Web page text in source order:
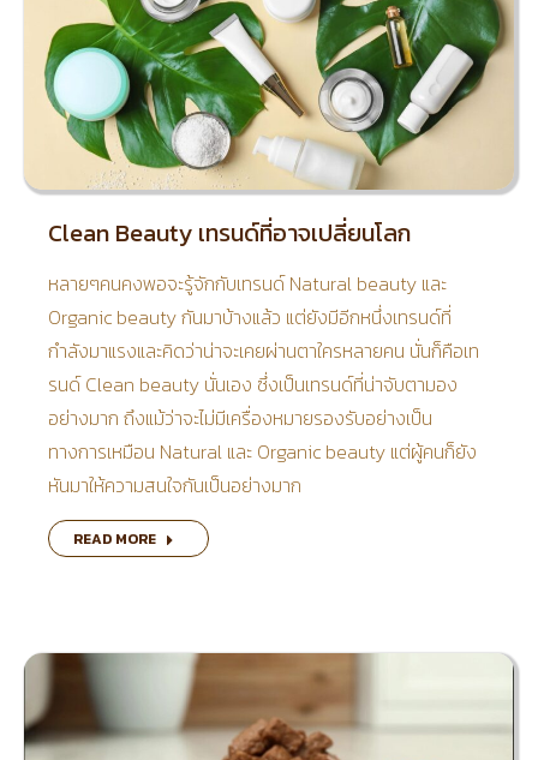
Clean Beauty เทรนด์ที่อาจเปลี่ยนโลก
หลายๆคนคงพอจะรู้จักกับเทรนด์ Natural beauty และ
Organic beauty กันมาบ้างแล้ว แต่ยังมีอีกหนึ่งเทรนด์ที่
กำลังมาแรงและคิดว่าน่าจะเคยผ่านตาใครหลายคน นั่นก็คือเท
รนด์ Clean beauty นั่นเอง ซึ่งเป็นเทรนด์ที่น่าจับตามอง
อย่างมาก ถึงแม้ว่าจะไม่มีเครื่องหมายรองรับอย่างเป็น
ทางการเหมือน Natural และ Organic beauty แต่ผู้คนก็ยัง
หันมาให้ความสนใจกันเป็นอย่างมาก
READ MORE